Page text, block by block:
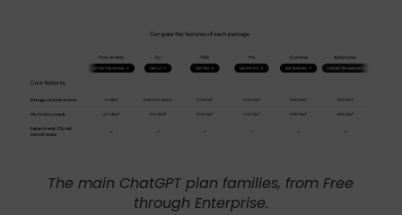
The main ChatGPT plan families, from Free
through Enterprise.